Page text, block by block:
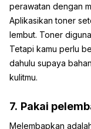
perawatan dengan
Aplikasikan toner
lembut. Toner
Tetapi kamu perlu
dahulu supaya
kulitmu.
7. Pakai
Melembapkan